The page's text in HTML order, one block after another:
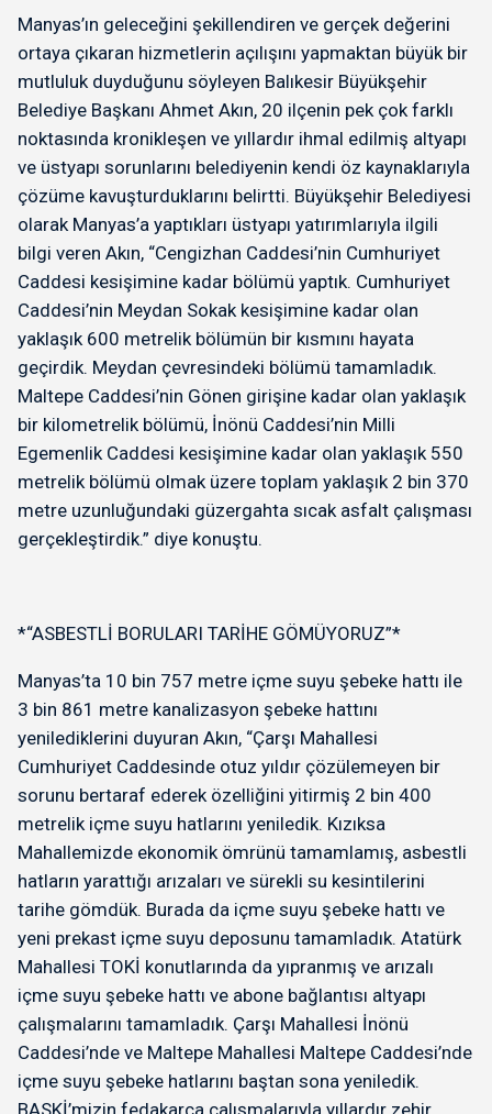
Manyas’ın geleceğini şekillendiren ve gerçek değerini
ortaya çıkaran hizmetlerin açılışını yapmaktan büyük bir
mutluluk duyduğunu söyleyen Balıkesir Büyükşehir
Belediye Başkanı Ahmet Akın, 20 ilçenin pek çok farklı
noktasında kronikleşen ve yıllardır ihmal edilmiş altyapı
ve üstyapı sorunlarını belediyenin kendi öz kaynaklarıyla
çözüme kavuşturduklarını belirtti. Büyükşehir Belediyesi
olarak Manyas’a yaptıkları üstyapı yatırımlarıyla ilgili
bilgi veren Akın, “Cengizhan Caddesi’nin Cumhuriyet
Caddesi kesişimine kadar bölümü yaptık. Cumhuriyet
Caddesi’nin Meydan Sokak kesişimine kadar olan
yaklaşık 600 metrelik bölümün bir kısmını hayata
geçirdik. Meydan çevresindeki bölümü tamamladık.
Maltepe Caddesi’nin Gönen girişine kadar olan yaklaşık
bir kilometrelik bölümü, İnönü Caddesi’nin Milli
Egemenlik Caddesi kesişimine kadar olan yaklaşık 550
metrelik bölümü olmak üzere toplam yaklaşık 2 bin 370
metre uzunluğundaki güzergahta sıcak asfalt çalışması
gerçekleştirdik.” diye konuştu.
*“ASBESTLİ BORULARI TARİHE GÖMÜYORUZ”*
Manyas’ta 10 bin 757 metre içme suyu şebeke hattı ile
3 bin 861 metre kanalizasyon şebeke hattını
yenilediklerini duyuran Akın, “Çarşı Mahallesi
Cumhuriyet Caddesinde otuz yıldır çözülemeyen bir
sorunu bertaraf ederek özelliğini yitirmiş 2 bin 400
metrelik içme suyu hatlarını yeniledik. Kızıksa
Mahallemizde ekonomik ömrünü tamamlamış, asbestli
hatların yarattığı arızaları ve sürekli su kesintilerini
tarihe gömdük. Burada da içme suyu şebeke hattı ve
yeni prekast içme suyu deposunu tamamladık. Atatürk
Mahallesi TOKİ konutlarında da yıpranmış ve arızalı
içme suyu şebeke hattı ve abone bağlantısı altyapı
çalışmalarını tamamladık. Çarşı Mahallesi İnönü
Caddesi’nde ve Maltepe Mahallesi Maltepe Caddesi’nde
içme suyu şebeke hatlarını baştan sona yeniledik.
BASKİ’mizin fedakarca çalışmalarıyla yıllardır zehir